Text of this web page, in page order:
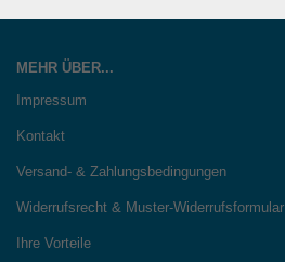
MEHR ÜBER...
Impressum
Kontakt
Versand- & Zahlungsbedingungen
Widerrufsrecht & Muster-Widerrufsformular
Ihre Vorteile